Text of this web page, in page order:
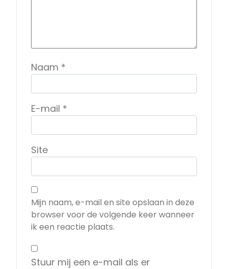
Naam *
E-mail *
Site
Mijn naam, e-mail en site opslaan in deze
browser voor de volgende keer wanneer
ik een reactie plaats.
Stuur mij een e-mail als er